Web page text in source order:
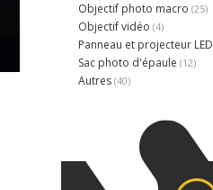
Objectif photo macro (25)
Objectif vidéo (4)
Panneau et projecteur LED
Sac photo d'épaule (12)
Autres (40)